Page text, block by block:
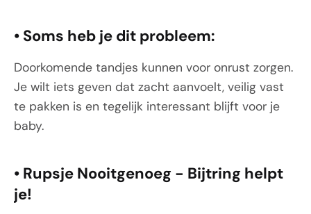
• Soms heb je dit probleem:
Doorkomende tandjes kunnen voor onrust zorgen.
Je wilt iets geven dat zacht aanvoelt, veilig vast
te pakken is en tegelijk interessant blijft voor je
baby.
• Rupsje Nooitgenoeg - Bijtring helpt
je!